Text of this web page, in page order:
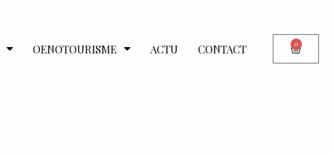
OENOTOURISME ACTU CONTACT 0